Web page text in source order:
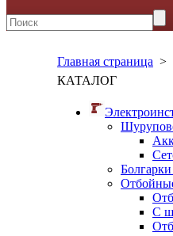
Главная страница >
КАТАЛОГ
С